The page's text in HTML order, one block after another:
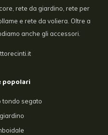
rete da giardino, rete per
e rete da voliera. Oltre a
anche gli accessori.
popolari
tondo segato